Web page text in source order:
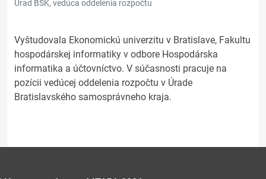
Úrad BSK, vedúca oddelenia rozpočtu
Vyštudovala Ekonomickú univerzitu v Bratislave, Fakultu
hospodárskej informatiky v odbore Hospodárska
informatika a účtovníctvo. V súčasnosti pracuje na
pozícii vedúcej oddelenia rozpočtu v Úrade
Bratislavského samosprávneho kraja.